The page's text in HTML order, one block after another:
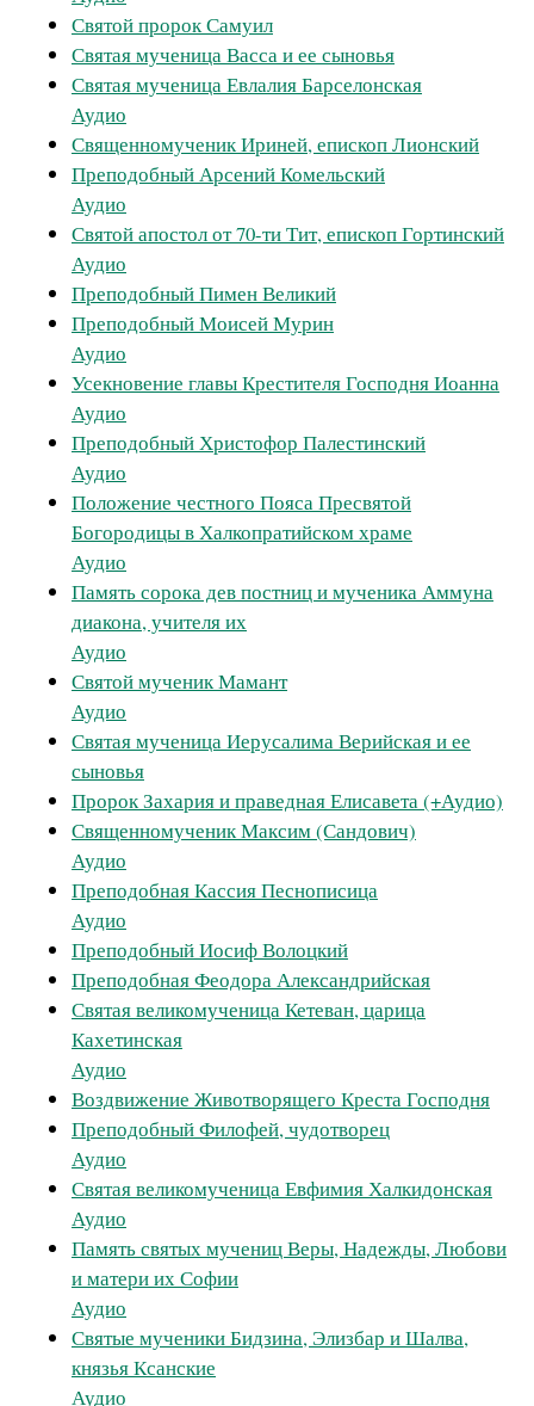
Святой пророк Самуил
Святая мученица Васса и ее сыновья
Святая мученица Евлалия Барселонская
Аудио
Священномученик Ириней, епископ Лионский
Преподобный Арсений Комельский
Аудио
Святой апостол от 70-ти Тит, епископ Гортинский
Аудио
Преподобный Пимен Великий
Преподобный Моисей Мурин
Аудио
Усекновение главы Крестителя Господня Иоанна
Аудио
Преподобный Христофор Палестинский
Аудио
Положение честного Пояса Пресвятой
Богородицы в Халкопратийском храме
Аудио
Память сорока дев постниц и мученика Аммуна
диакона, учителя их
Аудио
Святой мученик Мамант
Аудио
Святая мученица Иерусалима Верийская и ее
сыновья
Пророк Захария и праведная Елисавета (+Аудио)
Священномученик Максим (Сандович)
Аудио
Преподобная Кассия Песнописица
Аудио
Преподобный Иосиф Волоцкий
Преподобная Феодора Александрийская
Святая великомученица Кетеван, царица
Кахетинская
Аудио
Воздвижение Животворящего Креста Господня
Преподобный Филофей, чудотворец
Аудио
Святая великомученица Евфимия Халкидонская
Аудио
Память святых мучениц Веры, Надежды, Любови
и матери их Софии
Аудио
Святые мученики Бидзина, Элизбар и Шалва,
князья Ксанские
Аудио